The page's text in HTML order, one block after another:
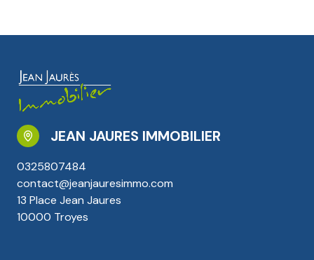
JEAN JAURES IMMOBILIER
0325807484
contact@jeanjauresimmo.com
13 Place Jean Jaures
10000 Troyes